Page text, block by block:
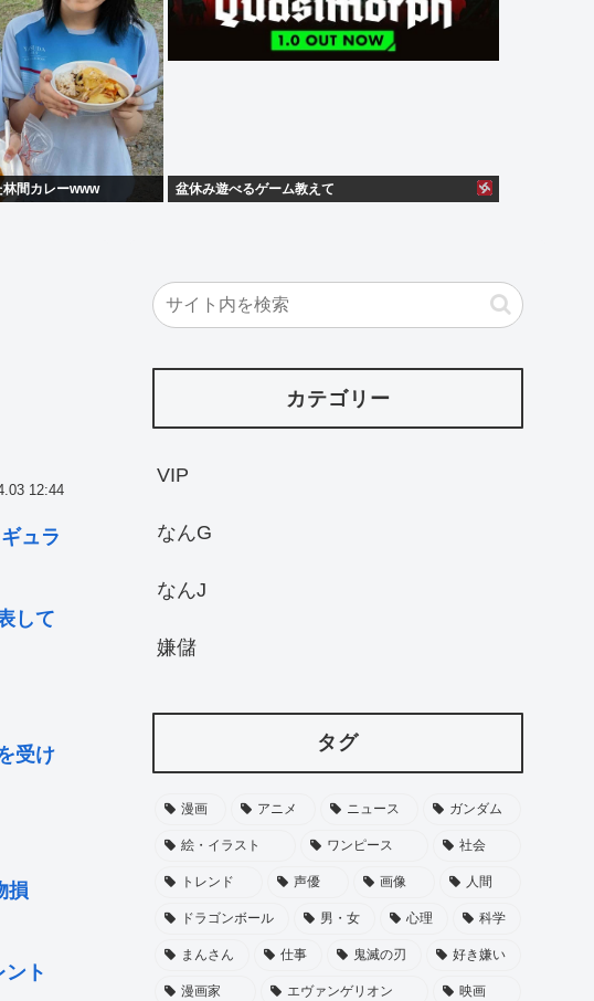
林間カレーwww 盆休み遊べるゲーム教えて
12:44
ュラ
して
受け
損
ト
カテゴリー
VIP
なんG
なんJ
嫌儲
タグ
漫画 アニメ ニュース ガンダム
絵・イラスト ワンピース 社会
トレンド 声優 画像 人間
ドラゴンボール 男・女 心理 科学
まんさん 仕事 鬼滅の刃 好き嫌い
漫画家 エヴァンゲリオン 映画